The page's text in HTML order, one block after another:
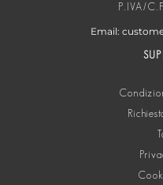
P.IVA/
Email: